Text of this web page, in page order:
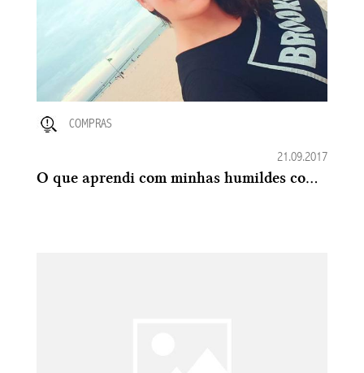
COMPRAS
21.09.2017
O que aprendi com minhas humildes comprinhas nos Estados Unidos - Parte 01